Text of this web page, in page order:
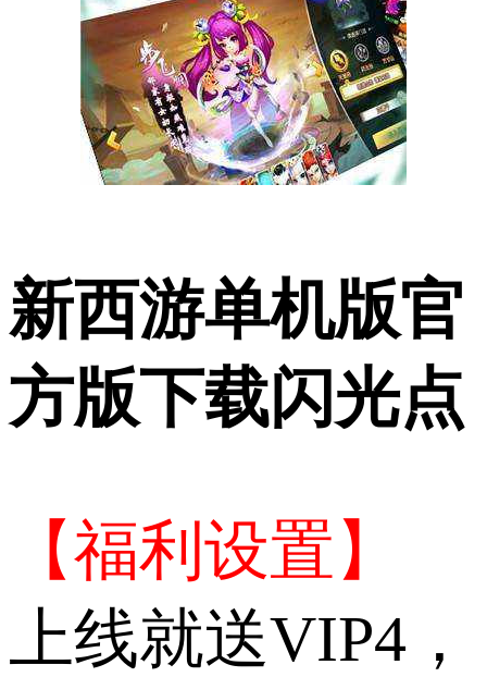
新西游单机版官
方版下载闪光点
【福利设置】
上线就送VIP4，